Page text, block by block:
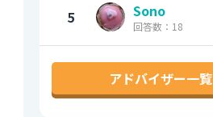
5 Sono
回答数：18
アドバイザー一覧